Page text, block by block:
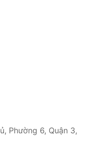
Phường 6, Quận 3,